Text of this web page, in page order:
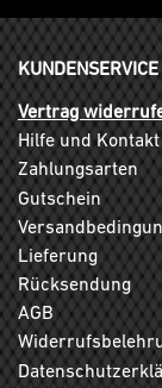
KUNDENSERVICE
Vertrag
Hilfe und Kontakt
Zahlungsarten
Gutschein
Lieferung
Rücksendung
AGB